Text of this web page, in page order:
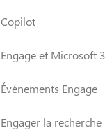
Copilot
Engage et Microsoft
Événements Engage
Engager la recherche